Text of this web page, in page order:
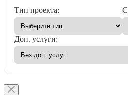
Тип проекта:
Доп. услуги: